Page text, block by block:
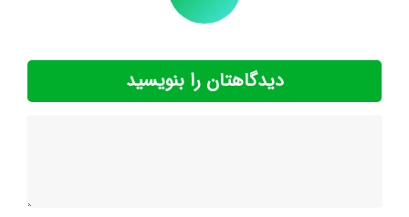
دیدگاهتان را بنویسید